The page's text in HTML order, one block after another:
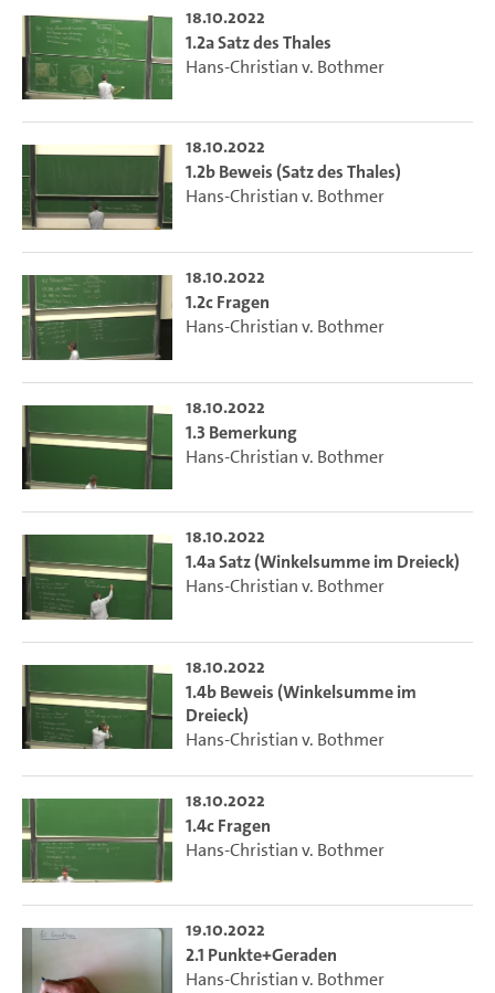
18.10.2022
1.2a Satz des Thales
Hans-Christian v. Bothmer
18.10.2022
1.2b Beweis (Satz des Thales)
Hans-Christian v. Bothmer
18.10.2022
1.2c Fragen
Hans-Christian v. Bothmer
18.10.2022
1.3 Bemerkung
Hans-Christian v. Bothmer
18.10.2022
1.4a Satz (Winkelsumme im Dreieck)
Hans-Christian v. Bothmer
18.10.2022
1.4b Beweis (Winkelsumme im
Dreieck)
Hans-Christian v. Bothmer
18.10.2022
1.4c Fragen
Hans-Christian v. Bothmer
19.10.2022
2.1 Punkte+Geraden
Hans-Christian v. Bothmer